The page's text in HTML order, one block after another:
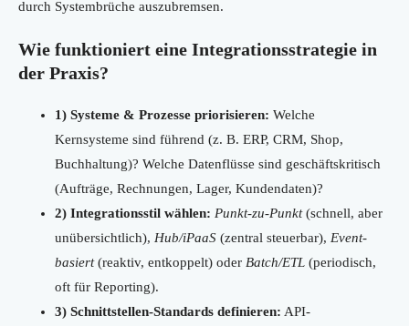
durch Systembrüche auszubremsen.
Wie funktioniert eine Integrationsstrategie in
der Praxis?
1) Systeme & Prozesse priorisieren: Welche
Kernsysteme sind führend (z. B. ERP, CRM, Shop,
Buchhaltung)? Welche Datenflüsse sind geschäftskritisch
(Aufträge, Rechnungen, Lager, Kundendaten)?
2) Integrationsstil wählen: Punkt-zu-Punkt(schnell, aber
unübersichtlich), Hub/iPaaS (zentral steuerbar), Event-
basiert(reaktiv, entkoppelt) oder Batch/ETL (periodisch,
oft für Reporting).
3) Schnittstellen-Standards definieren: API-